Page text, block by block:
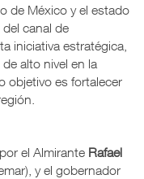
de México y el estado
canal de
iniciativa estratégica,
alto nivel en la
objetivo es fortalecer
el Almirante Rafael
y el gobernador